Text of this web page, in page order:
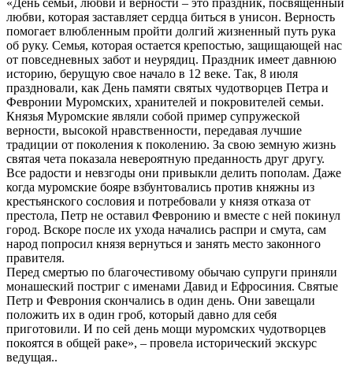
любви, которая заставляет сердца биться в унисон. Верность
помогает влюбленным пройти долгий жизненный путь рука
об руку. Семья, которая остается крепостью, защищающей нас
от повседневных забот и неурядиц. Праздник имеет давнюю
историю, берущую свое начало в 12 веке. Так, 8 июля
праздновали, как День памяти святых чудотворцев Петра и
Февронии Муромских, хранителей и покровителей семьи.
Князья Муромские являли собой пример супружеской
верности, высокой нравственности, передавая лучшие
традиции от поколения к поколению. За свою земную жизнь
святая чета показала невероятную преданность друг другу.
Все радости и невзгоды они привыкли делить пополам. Даже
когда муромские бояре взбунтовались против княжны из
крестьянского сословия и потребовали у князя отказа от
престола, Петр не оставил Февронию и вместе с ней покинул
город. Вскоре после их ухода начались распри и смута, сам
народ попросил князя вернуться и занять место законного
правителя.
Перед смертью по благочестивому обычаю супруги приняли
монашеский постриг с именами Давид и Ефросиния. Святые
Петр и Феврония скончались в один день. Они завещали
положить их в один гроб, который давно для себя
приготовили. И по сей день мощи муромских чудотворцев
покоятся в общей раке», – провела исторический экскурс
ведущая..